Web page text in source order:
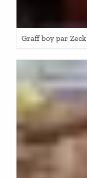
Graff boy par Zeck